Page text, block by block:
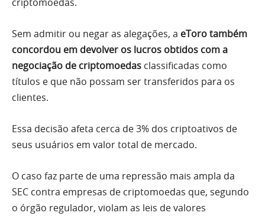
Sem admitir ou negar as alegações, a eToro também
concordou em devolver os lucros obtidos com a
negociação de criptomoedas classificadas como
títulos e que não possam ser transferidos para os
clientes.
Essa decisão afeta cerca de 3% dos criptoativos de
seus usuários em valor total de mercado.
O caso faz parte de uma repressão mais ampla da
SEC contra empresas de criptomoedas que, segundo
o órgão regulador, violam as leis de valores